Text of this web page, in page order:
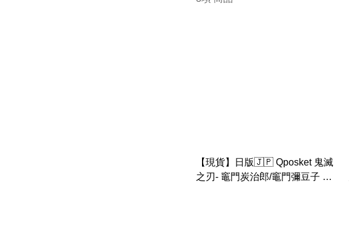
【現貨】日版🇯🇵 Qposket 鬼滅
之刃- 竈門炭治郎/竈門彌豆子 模